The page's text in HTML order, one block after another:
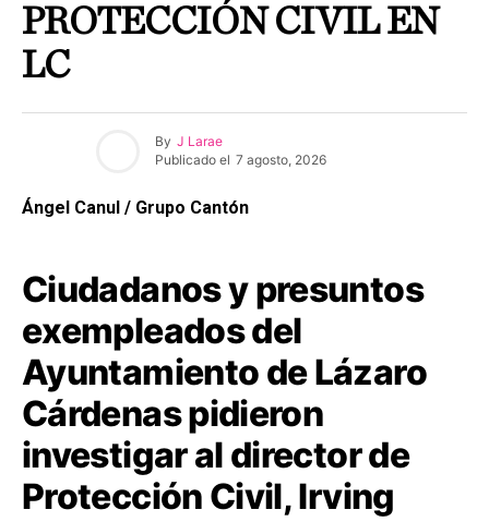
PROTECCIÓN CIVIL EN
LC
By J Larae
Publicado el 7 agosto, 2026
Ángel Canul / Grupo Cantón
Ciudadanos y presuntos
exempleados del
Ayuntamiento de Lázaro
Cárdenas pidieron
investigar al director de
Protección Civil, Irving